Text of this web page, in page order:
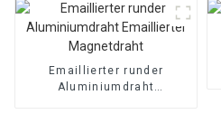
Emaillierter runder
Aluminiumdraht